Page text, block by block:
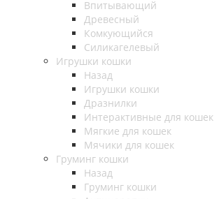
Впитывающий
Древесный
Комкующийся
Силикагелевый
Игрушки кошки
Назад
Игрушки кошки
Дразнилки
Интерактивные для кошек
Мягкие для кошек
Мячики для кошек
Груминг кошки
Назад
Груминг кошки